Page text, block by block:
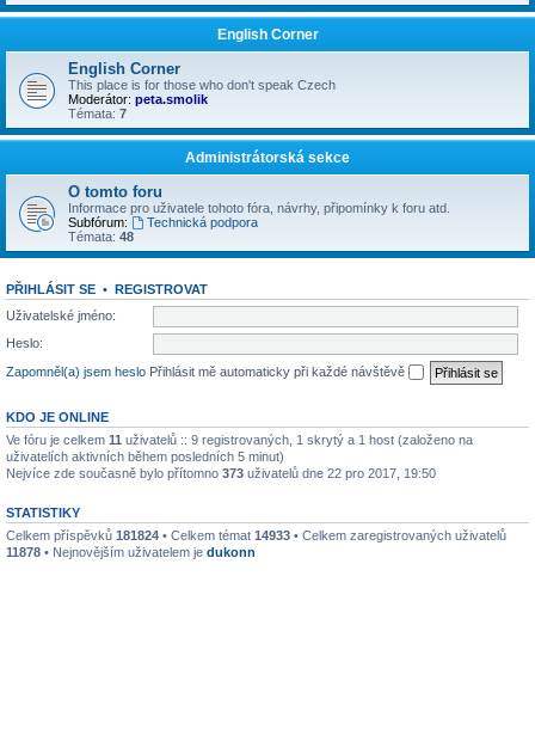
English Corner
English Corner
This place is for those who don't speak Czech
Moderátor: peta.smolik
Témata: 7
Administrátorská sekce
O tomto foru
Informace pro uživatele tohoto fóra, návrhy, připomínky k foru atd.
Subfórum:
Technická podpora
Témata: 48
PŘIHLÁSIT SE • REGISTROVAT
Uživatelské jméno:
Heslo:
Zapomněl(a) jsem heslo Přihlásit mě automaticky při každé návštěvě
KDO JE ONLINE
Ve fóru je celkem 11 uživatelů :: 9 registrovaných, 1 skrytý a 1 host (založeno na
uživatelích aktivních během posledních 5 minut)
Nejvíce zde současně bylo přítomno 373 uživatelů dne 22 pro 2017, 19:50
STATISTIKY
Celkem příspěvků 181824 • Celkem témat 14933 • Celkem zaregistrovaných uživatelů
11878 • Nejnovějším uživatelem je dukonn